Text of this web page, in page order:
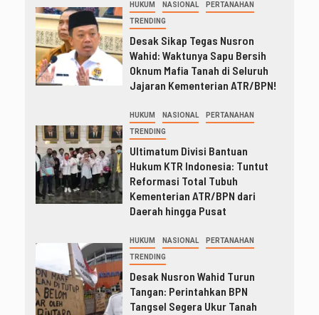
HUKUM NASIONAL PERTANAHAN
TRENDING
Desak Sikap Tegas Nusron
Wahid: Waktunya Sapu Bersih
Oknum Mafia Tanah di Seluruh
Jajaran Kementerian ATR/BPN!
HUKUM NASIONAL PERTANAHAN
TRENDING
Ultimatum Divisi Bantuan
Hukum KTR Indonesia: Tuntut
Reformasi Total Tubuh
Kementerian ATR/BPN dari
Daerah hingga Pusat
HUKUM NASIONAL PERTANAHAN
TRENDING
Desak Nusron Wahid Turun
Tangan: Perintahkan BPN
Tangsel Segera Ukur Tanah